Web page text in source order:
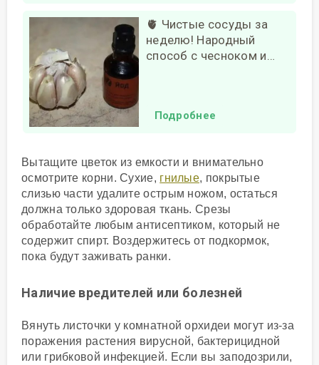
🫀 Чистые сосуды за
неделю! Народный
способ с чесноком и…
Подробнее
Вытащите цветок из емкости и внимательно
осмотрите корни. Сухие, гнилые, покрытые
слизью части удалите острым ножом, остаться
должна только здоровая ткань. Срезы
обработайте любым антисептиком, который не
содержит спирт. Воздержитесь от подкормок,
пока будут заживать ранки.
Наличие вредителей или болезней
Вянуть листочки у комнатной орхидеи могут из-за
поражения растения вирусной, бактерицидной
или грибковой инфекцией. Если вы заподозрили,